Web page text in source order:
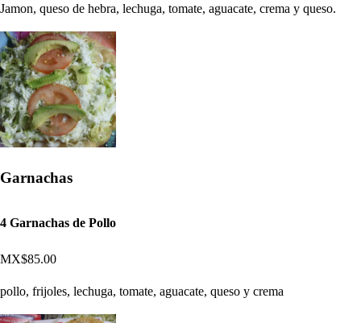
Jamon, queso de hebra, lechuga, tomate, aguacate, crema y queso.
Garnachas
4 Garnachas de Pollo
MX$85.00
pollo, frijoles, lechuga, tomate, aguacate, queso y crema